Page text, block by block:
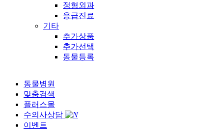
정형외과
응급진료
기타
추가상품
추가선택
동물등록
동물병원
맞춤검색
플러스몰
수의사상담
이벤트